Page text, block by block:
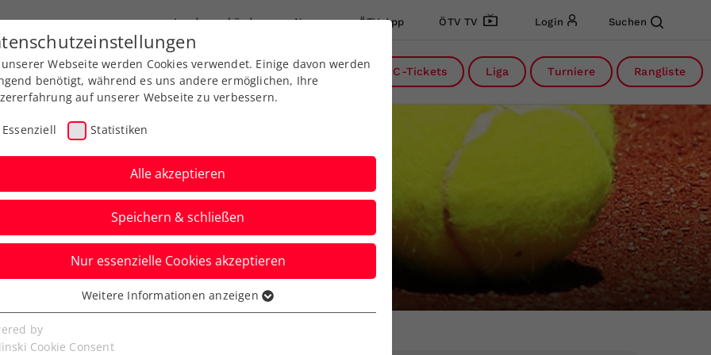
Landesverbände News ÖTV App ÖTV TV Login Suchen
Ausbildung Services Über uns DC-Tickets Liga Turniere Rangliste
Aktuelle News
Webseite werden Cookies verwendet. Einige davon werden
benötigt, während es uns andere ermöglichen, Ihre
auf unserer Webseite zu verbessern.
Essenziell Statistiken
Alle akzeptieren
Speichern & schließen
Nur essenzielle Cookies akzeptieren
Cookies werden für grundlegende Funktionen der
benötigt. Dadurch ist gewährleistet, dass die Webseite
Weitere Informationen anzeigen
by
Cookie Consent